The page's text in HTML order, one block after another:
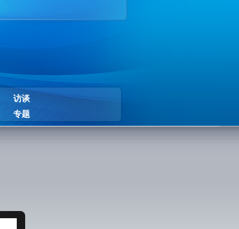
访谈
专题